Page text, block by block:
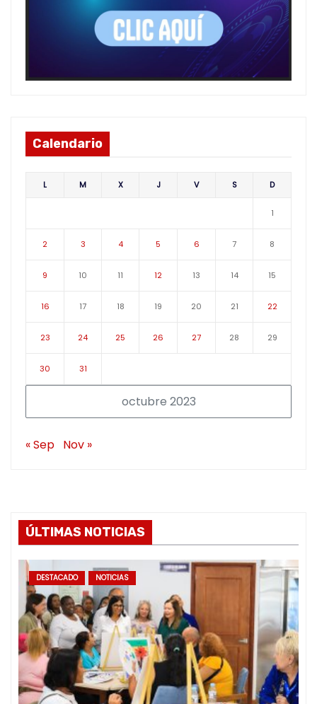
Calendario
octubre 2023
L M X J V S D
1
2 3 4 5 6 7 8
9 10 11 12 13 14 15
16 17 18 19 20 21 22
23 24 25 26 27 28 29
30 31
« Sep Nov »
ÚLTIMAS NOTICIAS
DESTACADO NOTICIAS